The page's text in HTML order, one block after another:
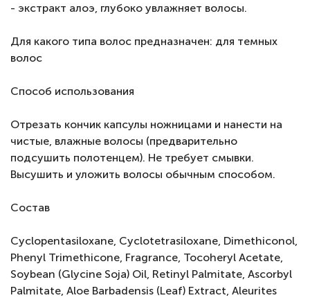
- экстракт алоэ, глубоко увлажняет волосы.
Для какого типа волос предназначен: для темных
волос
Способ использования
Отрезать кончик капсулы ножницами и нанести на
чистые, влажные волосы (предварительно
подсушить полотенцем). Не требует смывки.
Высушить и уложить волосы обычным способом.
Состав
Cyclopentasiloxane, Cyclotetrasiloxane, Dimethiconol,
Phenyl Trimethicone, Fragrance, Tocoheryl Acetate,
Soybean (Glycine Soja) Oil, Retinyl Palmitate, Ascorbyl
Palmitate, Aloe Barbadensis (Leaf) Extract, Aleurites